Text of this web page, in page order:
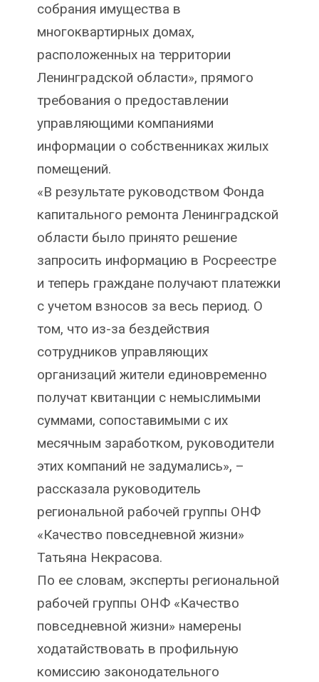
собрания имущества в
многоквартирных домах,
расположенных на территории
Ленинградской области», прямого
требования о предоставлении
управляющими компаниями
информации о собственниках жилых
помещений.
«В результате руководством Фонда
капитального ремонта Ленинградской
области было принято решение
запросить информацию в Росреестре
и теперь граждане получают платежки
с учетом взносов за весь период. О
том, что из-за бездействия
сотрудников управляющих
организаций жители единовременно
получат квитанции с немыслимыми
суммами, сопоставимыми с их
месячным заработком, руководители
этих компаний не задумались», –
рассказала руководитель
региональной рабочей группы ОНФ
«Качество повседневной жизни»
Татьяна Некрасова.
По ее словам, эксперты региональной
рабочей группы ОНФ «Качество
повседневной жизни» намерены
ходатайствовать в профильную
комиссию законодательного